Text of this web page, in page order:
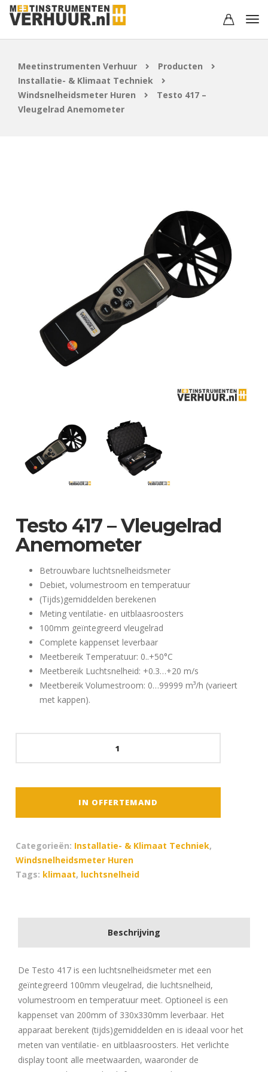
Meetinstrumenten Verhuur
Producten
Installatie- & Klimaat Techniek
Windsnelheidsmeter Huren
Testo 417 –
Vleugelrad Anemometer
Testo 417 – Vleugelrad
Anemometer
Betrouwbare luchtsnelheidsmeter
Debiet, volumestroom en temperatuur
(Tijds)gemiddelden berekenen
Meting ventilatie- en uitblaasroosters
100mm geïntegreerd vleugelrad
Complete kappenset leverbaar
Meetbereik Temperatuur: 0..+50°C
Meetbereik Luchtsnelheid: +0.3…+20 m/s
Meetbereik Volumestroom: 0…99999 m³/h (varieert
met kappen).
IN OFFERTEMAND
Categorieën: Installatie- & Klimaat Techniek,
Windsnelheidsmeter Huren
Tags: klimaat, luchtsnelheid
Beschrijving
De Testo 417 is een luchtsnelheidsmeter met een
geïntegreerd 100mm vleugelrad, die luchtsnelheid,
volumestroom en temperatuur meet. Optioneel is een
kappenset van 200mm of 330x330mm leverbaar. Het
apparaat berekent (tijds)gemiddelden en is ideaal voor het
meten van ventilatie- en uitblaasroosters. Het verlichte
display toont alle meetwaarden, waaronder de